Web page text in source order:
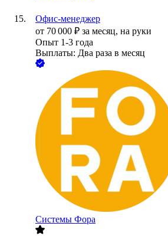
Офис-менеджер
от 70 000 ₽ за месяц, на руки
Опыт 1-3 года
Выплаты: Два раза в месяц
Системы Фора